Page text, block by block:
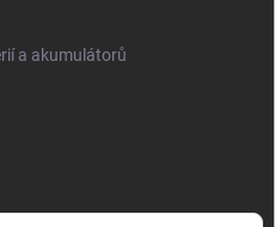
a akumulátorů